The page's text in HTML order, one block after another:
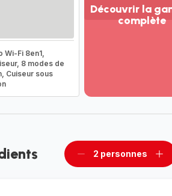
Wi-Fi 8en1,
8 modes de
Cuiseur sous
Découvrir la
complète
-
Supprimer
2 personnes